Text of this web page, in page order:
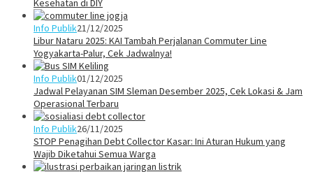
Kesehatan di DIY
Info Publik21/12/2025
Libur Nataru 2025: KAI Tambah Perjalanan Commuter Line
Yogyakarta-Palur, Cek Jadwalnya!
Info Publik01/12/2025
Jadwal Pelayanan SIM Sleman Desember 2025, Cek Lokasi & Jam
Operasional Terbaru
Info Publik26/11/2025
STOP Penagihan Debt Collector Kasar: Ini Aturan Hukum yang
Wajib Diketahui Semua Warga